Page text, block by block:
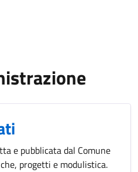
e pubblicata dal Comune
progetti e modulistica.